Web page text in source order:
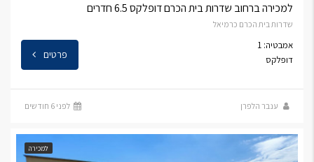
למכירה ברחוב שדרות בית הכרם דופלקס 6.5 חדרים
שדרות בית הכרם כרמיאל
אמבטיה: 1
דופלקס
פרטים
ענבר הלפרן לפני 6 חודשים
למכירה